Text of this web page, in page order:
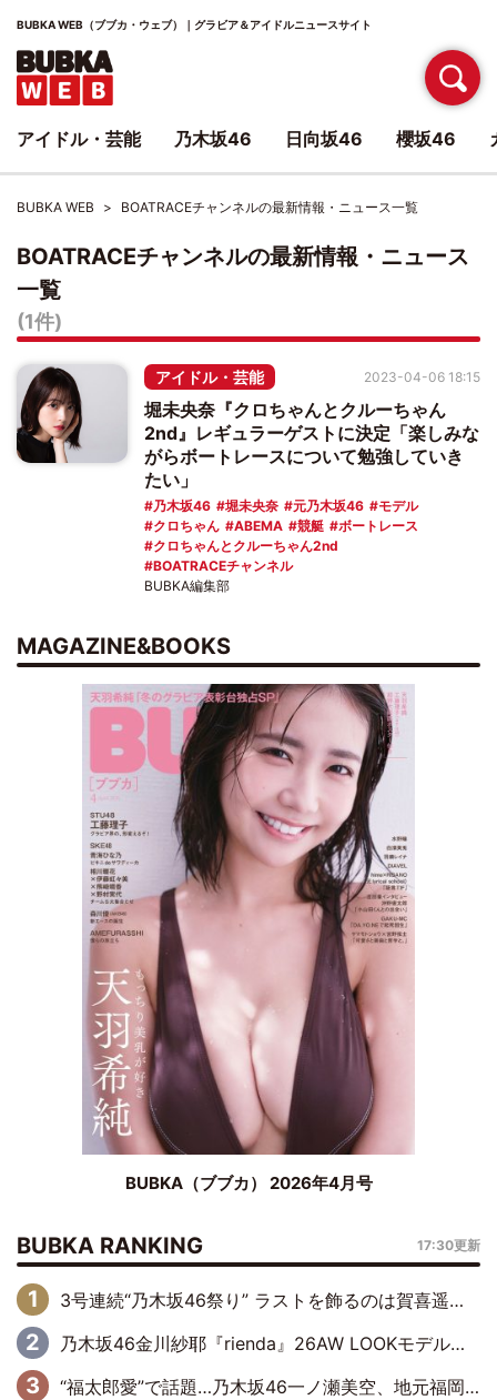
BUBKA WEB（ブブカ・ウェブ）｜グラビア＆アイドルニュースサイト
BUBKA WEB BOATRACEチャンネルの最新情報・ニュース一覧
BOATRACEチャンネルの最新情報・ニュース
一覧
(1件)
アイドル・芸能
堀未央奈『クロちゃんとクルーちゃん
2nd』レギュラーゲストに決定「楽しみな
がらボートレースについて勉強していき
たい」
乃木坂46 堀未央奈 元乃木坂46
モデル
クロちゃん
ABEMA 競艇
ボートレース
クロちゃんとクルーちゃん2nd
BOATRACEチャンネル
2023-04-06 18:15
BUBKA編集部
MAGAZINE&BOOKS
BUBKA（ブブカ） 2026年4月号
BUBKA RANKING 17:30更新
3号連続“乃木坂46祭り” ラストを飾るのは賀喜遥香…5年ぶりの登場に「5年分大人になった私を見ていただけたら」
乃木坂46金川紗耶『rienda』26AW LOOKモデルに就任
“福太郎愛”で話題…乃木坂46一ノ瀬美空、地元福岡『めんべい25周年トップサポーター』に就任
アイドル・芸能 乃木坂46 日向坂46 櫻坂46